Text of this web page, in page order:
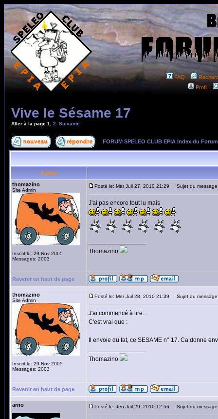
FAQ
Profil
Vive le Sésame 17
Aller à la page 1 2 Suivante
FORUM SPELEO CLUB EPIA Index du Forum
Auteur
thomazino
Site Admin
Inscrit le: 29 Nov 2005
Messages: 2003
Posté le: Mar Juil 27, 2010 21:29 Sujet du
J'ai pas encore tout lu mais
Thomazino
Revenir en haut de page
thomazino
Site Admin
Inscrit le: 29 Nov 2005
Messages: 2003
Posté le: Mer Juil 28, 2010 21:39 Sujet du
J'ai commencé à lire...
C'est vrai que :
Il envoie du fat, ce SESAME n° 17. Ca donne
Thomazino
Revenir en haut de page
arno Posté le: Jeu Juil 29, 2010 12:56 Sujet du